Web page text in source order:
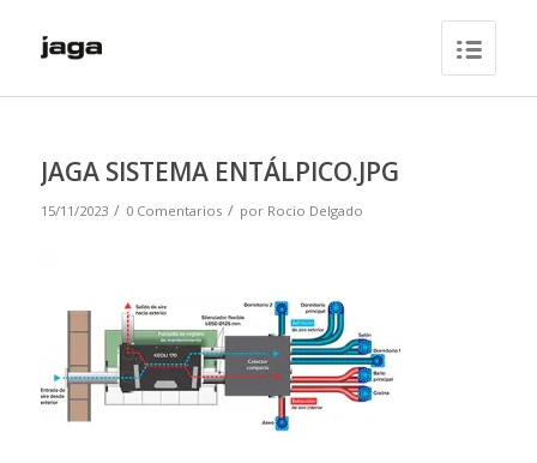
JAGA SISTEMA ENTÁLPICO.JPG
15/11/2023 / 0 Comentarios / por Rocio Delgado